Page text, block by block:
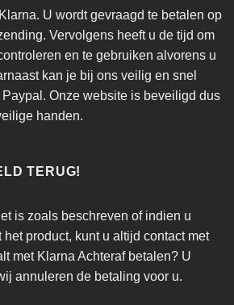
U wordt gevraagd te betalen op
Vervolgens heeft u de tijd om
en te gebruiken alvorens u
kan je bij ons veilig en snel
Onze website is beveiligd dus
handen.
TERUG!
is zoals beschreven of indien u
het product, kunt u altijd contact met
met Klarna Achteraf betalen? U
annuleren de betaling voor u.